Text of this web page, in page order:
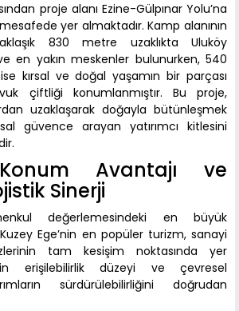
proje alanı Ezine-Gülpınar Yolu’na
yer almaktadır. Kamp alanının
830 metre uzaklıkta Uluköy
en yakın meskenler bulunurken, 540
kırsal ve doğal yaşamın bir parçası
çiftliği konumlanmıştır. Bu proje,
uzaklaşarak doğayla bütünleşmek
güvence arayan yatırımcı kitlesini
Avantajı ve
Sinerji
değerlemesindeki en büyük
Ege’nin en popüler turizm, sanayi
tam kesişim noktasında yer
erişilebilirlik düzeyi ve çevresel
sürdürülebilirliğini doğrudan